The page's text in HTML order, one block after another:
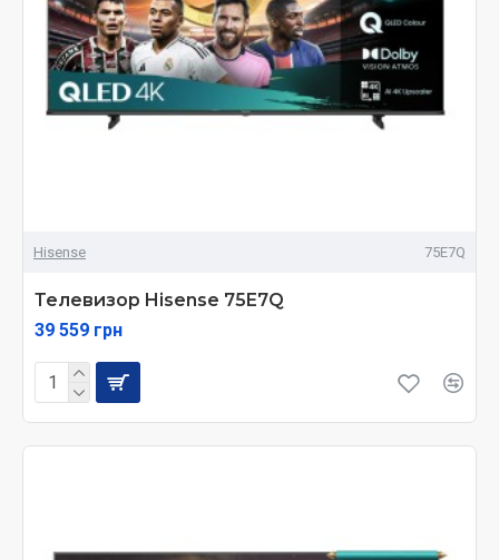
Hisense 75E7Q
Телевизор Hisense 75E7Q
39 559 грн